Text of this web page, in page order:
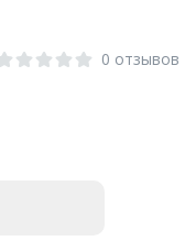
0 отзывов